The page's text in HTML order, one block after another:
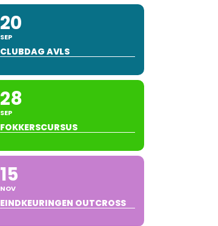
20
SEP
CLUBDAG AVLS
28
SEP
FOKKERSCURSUS
15
NOV
EINDKEURINGEN OUTCROSS